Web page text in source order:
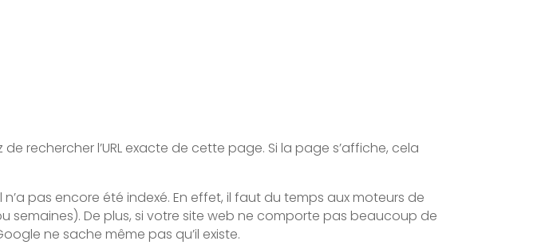
rechercher l’URL exacte de cette page. Si la page s’affiche, cela
n’a pas encore été indexé. En effet, il faut du temps aux moteurs de
semaines). De plus, si votre site web ne comporte pas beaucoup de
ne sache même pas qu’il existe.